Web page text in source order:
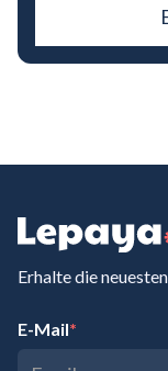
Erhalte die
E-Mail*